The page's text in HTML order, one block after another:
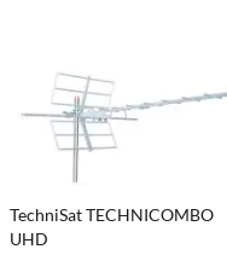
TechniSat TECHNICOMBO
UHD